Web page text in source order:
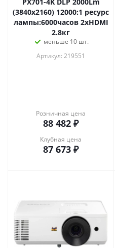
(3840x2160) 12000:1 ресурс
лампы:6000часов 2xHDMI
2.8кг
меньше 10 шт.
Артикул: 219551
Розничная цена
88 482 ₽
Клубная цена
87 673 ₽